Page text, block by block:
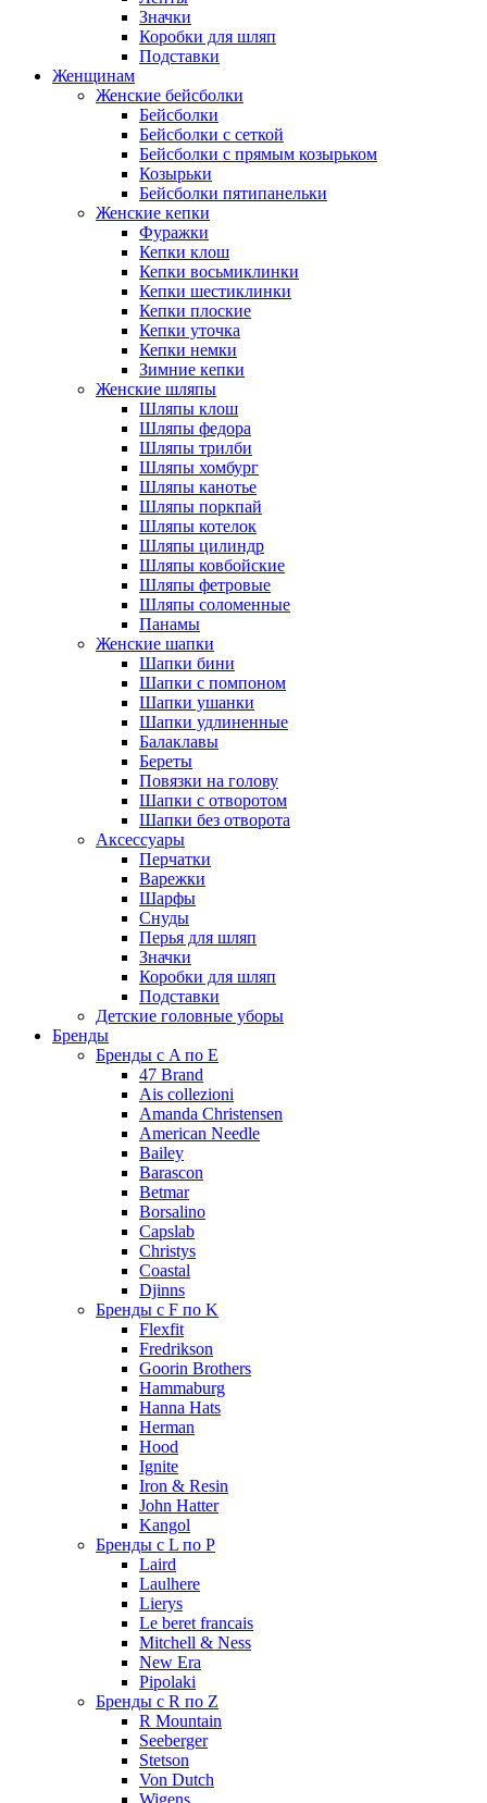
Значки
Коробки для шляп
Подставки
Женщинам
Женские бейсболки
Бейсболки
Бейсболки с сеткой
Бейсболки с прямым козырьком
Козырьки
Бейсболки пятипанельки
Женские кепки
Фуражки
Кепки клош
Кепки восьмиклинки
Кепки шестиклинки
Кепки плоские
Кепки уточка
Кепки немки
Зимние кепки
Женские шляпы
Шляпы клош
Шляпы федора
Шляпы трилби
Шляпы хомбург
Шляпы канотье
Шляпы поркпай
Шляпы котелок
Шляпы цилиндр
Шляпы ковбойские
Шляпы фетровые
Шляпы соломенные
Панамы
Женские шапки
Шапки бини
Шапки с помпоном
Шапки ушанки
Шапки удлиненные
Балаклавы
Береты
Повязки на голову
Шапки с отворотом
Шапки без отворота
Аксессуары
Перчатки
Варежки
Шарфы
Снуды
Перья для шляп
Значки
Коробки для шляп
Подставки
Детские головные уборы
Бренды
Бренды с A по E
47 Brand
Ais collezioni
Amanda Christensen
American Needle
Bailey
Barascon
Betmar
Borsalino
Capslab
Christys
Coastal
Djinns
Бренды с F по K
Flexfit
Fredrikson
Goorin Brothers
Hammaburg
Hanna Hats
Herman
Hood
Ignite
Iron & Resin
John Hatter
Kangol
Бренды с L по P
Laird
Laulhere
Lierys
Le beret francais
Mitchell & Ness
New Era
Pipolaki
Бренды с R по Z
R Mountain
Seeberger
Stetson
Von Dutch
Wigens